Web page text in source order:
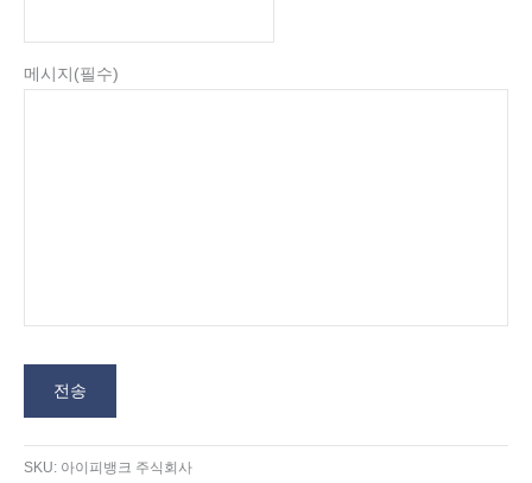
메시지 (필수)
전송
SKU: 아이피뱅크 주식회사